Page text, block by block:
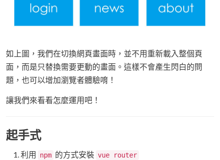
如上圖，我們在切換網頁畫面時，並不用重新載入整個頁
面，而是只替換需要更動的畫面。這樣不會產生閃白的問
題，也可以增加瀏覽者體驗唷！
讓我們來看看怎麼運用吧！
起手式
利用 npm 的方式安裝 vue router